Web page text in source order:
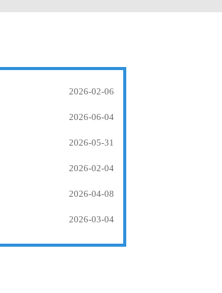
2026-02-06
2026-06-04
2026-05-31
2026-02-04
2026-04-08
2026-03-04